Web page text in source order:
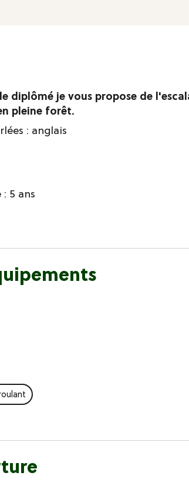
diplômé je vous propose de
pleine forêt.
: anglais
5 ans